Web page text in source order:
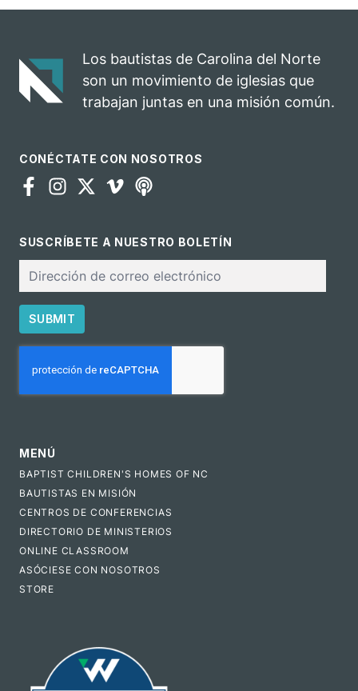
Los bautistas de Carolina del Norte
son un movimiento de iglesias que
trabajan juntas en una misión común.
CONÉCTATE CON NOSOTROS
SUSCRÍBETE A NUESTRO BOLETÍN
electrónico
SUBMIT
MENÚ
BAPTIST CHILDREN'S HOMES OF NC
BAUTISTAS EN MISIÓN
CENTROS DE CONFERENCIAS
DIRECTORIO DE MINISTERIOS
ONLINE CLASSROOM
ASÓCIESE CON NOSOTROS
STORE